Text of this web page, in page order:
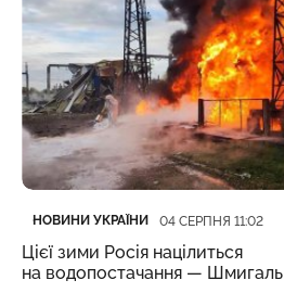
Категорія
НОВИНИ УКРАЇНИ
Дата публікації 04 СЕРПНЯ 11:02
Цієї зими Росія націлиться
на водопостачання — Шмигаль